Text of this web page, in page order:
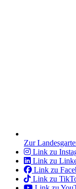
Zur
Link zu
Link zu
Link zu
Link zu